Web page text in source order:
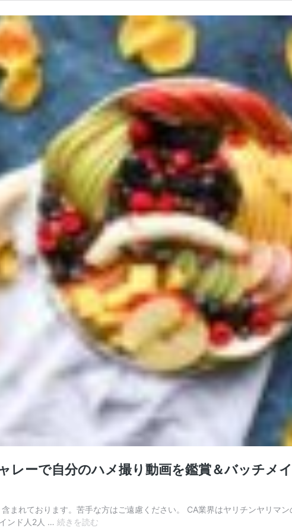
レーで自分のハメ撮り動画を鑑賞＆バッチメ
まれております。苦手な方はご遠慮ください。 CA業界はヤリチンヤリマ
ンド人2人 … 続きを読む